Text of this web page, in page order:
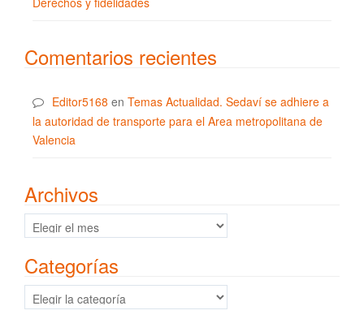
Comentarios recientes
Editor5168 en Temas Actualidad. Sedaví se adhiere a
la autoridad de transporte para el Area metropolitana de
Valencia
Archivos
Archivos
Categorías
Categorías